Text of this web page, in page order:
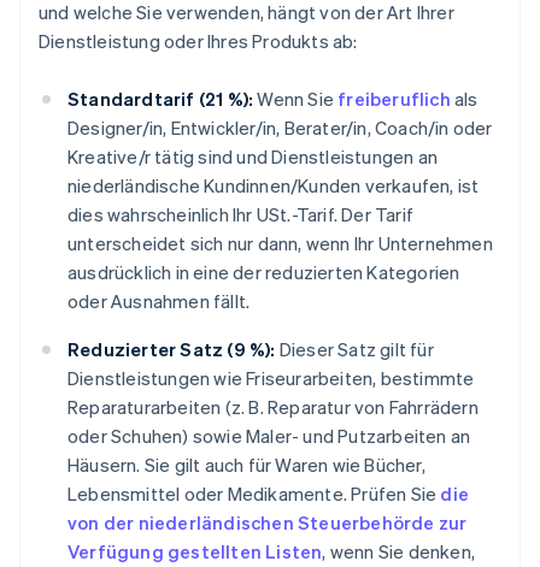
und welche Sie verwenden, hängt von der Art Ihrer
Dienstleistung oder Ihres Produkts ab:
Standardtarif (21 %): Wenn Sie freiberuflich als
Designer/in, Entwickler/in, Berater/in, Coach/in oder
Kreative/r tätig sind und Dienstleistungen an
niederländische Kundinnen/Kunden verkaufen, ist
dies wahrscheinlich Ihr USt.-Tarif. Der Tarif
unterscheidet sich nur dann, wenn Ihr Unternehmen
ausdrücklich in eine der reduzierten Kategorien
oder Ausnahmen fällt.
Reduzierter Satz (9 %): Dieser Satz gilt für
Dienstleistungen wie Friseurarbeiten, bestimmte
Reparaturarbeiten (z. B. Reparatur von Fahrrädern
oder Schuhen) sowie Maler- und Putzarbeiten an
Häusern. Sie gilt auch für Waren wie Bücher,
Lebensmittel oder Medikamente. Prüfen Sie die
von der niederländischen Steuerbehörde zur
Verfügung gestellten Listen, wenn Sie denken,